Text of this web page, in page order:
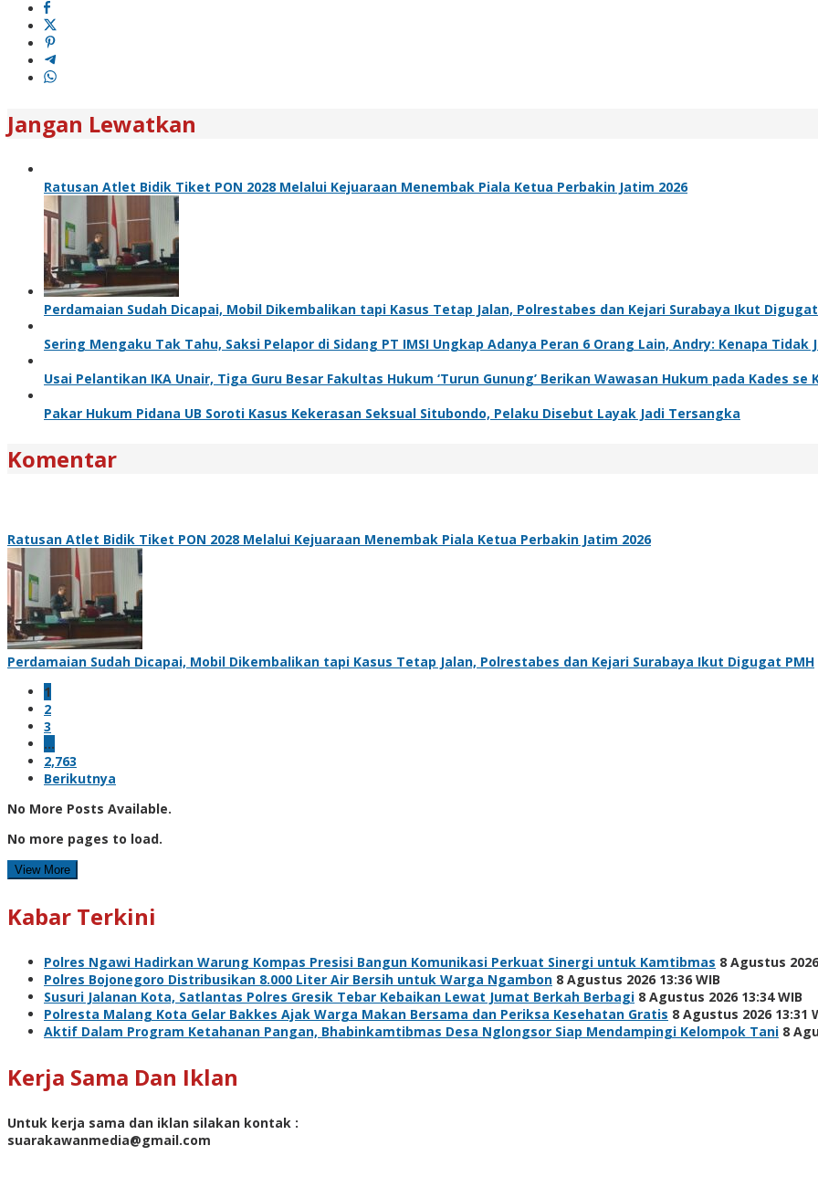
Jangan Lewatkan
Ratusan Atlet Bidik Tiket PON 2028 Melalui Kejuaraan Menembak Piala Ketua Perbakin Jatim 2026
Perdamaian Sudah Dicapai, Mobil Dikembalikan tapi Kasus Tetap Jalan, Polrestabes dan Kejari Surabaya Ikut Digugat
Sering Mengaku Tak Tahu, Saksi Pelapor di Sidang PT IMSI Ungkap Adanya Peran 6 Orang Lain, Andry: Kenapa Tidak
Usai Pelantikan IKA Unair, Tiga Guru Besar Fakultas Hukum ‘Turun Gunung’ Berikan Wawasan Hukum pada Kades se
Pakar Hukum Pidana UB Soroti Kasus Kekerasan Seksual Situbondo, Pelaku Disebut Layak Jadi Tersangka
Komentar
Ratusan Atlet Bidik Tiket PON 2028 Melalui Kejuaraan Menembak Piala Ketua Perbakin Jatim 2026
Perdamaian Sudah Dicapai, Mobil Dikembalikan tapi Kasus Tetap Jalan, Polrestabes dan Kejari Surabaya Ikut Digugat PMH
1
2
3
…
2,763
Berikutnya
No More Posts Available.
No more pages to load.
View More
Kabar Terkini
Polres Ngawi Hadirkan Warung Kompas Presisi Bangun Komunikasi Perkuat Sinergi untuk Kamtibmas 8 Agustus
Polres Bojonegoro Distribusikan 8.000 Liter Air Bersih untuk Warga Ngambon 8 Agustus 2026 13:36 WIB
Susuri Jalanan Kota, Satlantas Polres Gresik Tebar Kebaikan Lewat Jumat Berkah Berbagi 8 Agustus 2026 13:34 WIB
Polresta Malang Kota Gelar Bakkes Ajak Warga Makan Bersama dan Periksa Kesehatan Gratis 8 Agustus 2026 13:31
Aktif Dalam Program Ketahanan Pangan, Bhabinkamtibmas Desa Nglongsor Siap Mendampingi Kelompok Tani 8
Kerja Sama Dan Iklan
Untuk kerja sama dan iklan silakan kontak :
suarakawanmedia@gmail.com